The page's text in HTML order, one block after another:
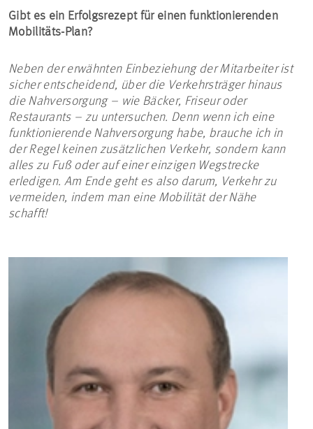
Gibt es ein Erfolgsrezept für einen funktionierenden
Mobilitäts-Plan?
Neben der erwähnten Einbeziehung der Mitarbeiter ist
sicher entscheidend, über die Verkehrsträger hinaus
die Nahversorgung – wie Bäcker, Friseur oder
Restaurants – zu untersuchen. Denn wenn ich eine
funktionierende Nahversorgung habe, brauche ich in
der Regel keinen zusätzlichen Verkehr, sondern kann
alles zu Fuß oder auf einer einzigen Wegstrecke
erledigen. Am Ende geht es also darum, Verkehr zu
vermeiden, indem man eine Mobilität der Nähe
schafft!